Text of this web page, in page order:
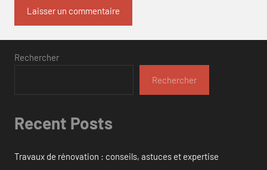
Rechercher
Rechercher
Recent Posts
Travaux de rénovation : conseils, astuces et expertise